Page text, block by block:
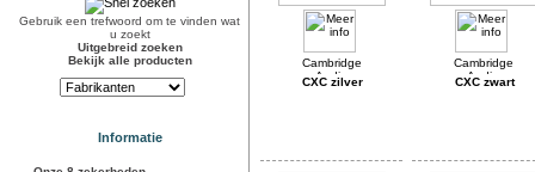
Gebruik een trefwoord om te vinden wat
u zoekt
Uitgebreid zoeken
Bekijk alle producten
Informatie
CXC zilver CXC zwart